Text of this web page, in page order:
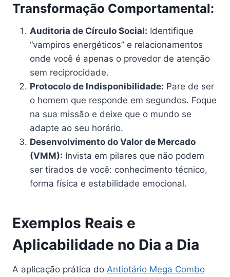
Transformação Comportamental:
Auditoria de Círculo Social: Identifique
“vampiros energéticos” e relacionamentos
onde você é apenas o provedor de atenção
sem reciprocidade.
Protocolo de Indisponibilidade: Pare de ser
o homem que responde em segundos. Foque
na sua missão e deixe que o mundo se
adapte ao seu horário.
Desenvolvimento do Valor de Mercado
(VMM): Invista em pilares que não podem
ser tirados de você: conhecimento técnico,
forma física e estabilidade emocional.
Exemplos Reais e
Aplicabilidade no Dia a Dia
A aplicação prática do Antiotário Mega Combo